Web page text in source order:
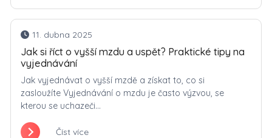
11. dubna 2025
Jak si říct o vyšší mzdu a uspět? Praktické tipy na
vyjednávání
Jak vyjednávat o vyšší mzdě a získat to, co si
zasloužíte Vyjednávání o mzdu je často výzvou, se
kterou se uchazeči...
Číst více